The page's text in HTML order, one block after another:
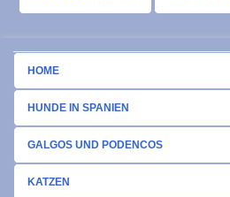
HOME
HUNDE IN SPANIEN
GALGOS UND PODENCOS
KATZEN